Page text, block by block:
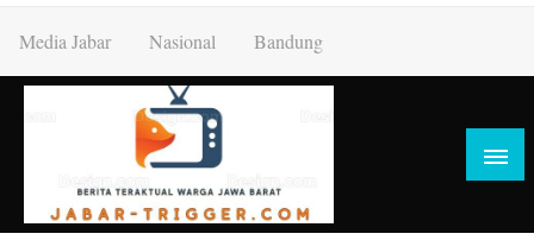
content
Media Jabar Nasional Bandung